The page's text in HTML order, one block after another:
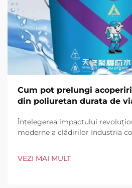
Cum pot prelungi
din poliuretan durata de
Înțelegerea impactului
moderne a clădirilor Industria
poliuretan au apărut ca o soluție
VEZI MAI MULT